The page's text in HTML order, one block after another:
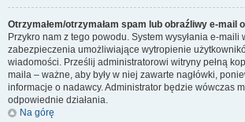
Otrzymałem/otrzymałam spam lub obraźliwy e-mail
Przykro nam z tego powodu. System wysyłania e-maili
zabezpieczenia umożliwiające wytropienie
wiadomości. Prześlij administratorowi witryny pełną
maila – ważne, aby były w niej zawarte nagłówki,
informacje o nadawcy. Administrator będzie wówczas
odpowiednie działania.
Na górę